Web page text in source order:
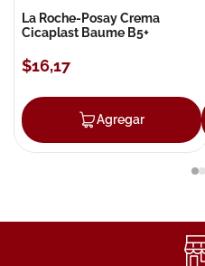
La Roche-Posay Crema
Cicaplast Baume B5+
$16,17
Agregar